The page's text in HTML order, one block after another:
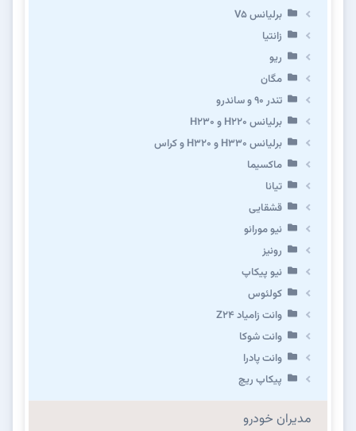
برلیانس V5
زانتیا
ریو
مگان
تندر ۹۰ و ساندرو
برلیانس H220 و H230
برلیانس H330 و H320 و کراس
ماکسیما
تیانا
قشقایی
نیو مورانو
رونیز
نیو پیکاپ
كولئوس
وانت زامیاد Z24
وانت شوکا
وانت پادرا
پیکاپ ریچ
مدیران خودرو